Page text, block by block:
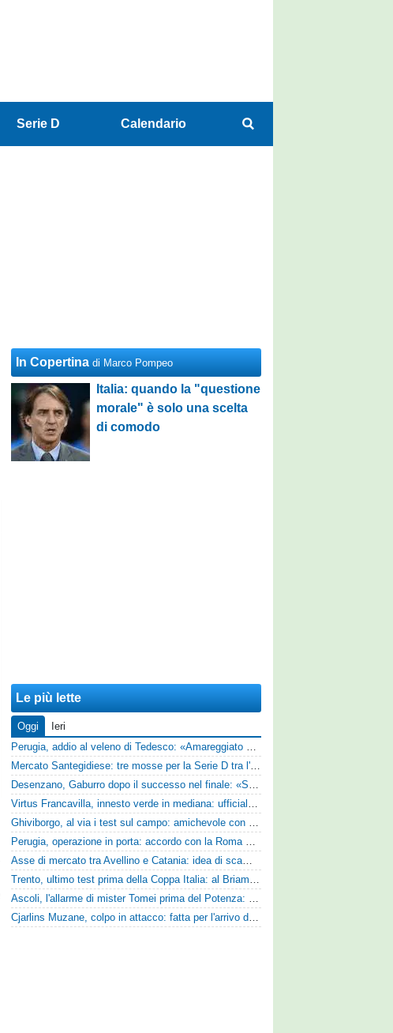
Serie D Calendario
In Copertina di Marco Pompeo
Italia: quando la "questione
morale" è solo una scelta
di comodo
Le più lette
Oggi
Ieri
Perugia, addio al veleno di Tedesco: «Amareggiato dalle parole di Alessandro Gaucci, mi hanno ferito umanamente»
Mercato Santegidiese: tre mosse per la Serie D tra l'ingaggio di Diakhate e due rinnovi chiave
Desenzano, Gaburro dopo il successo nel finale: «Sapevamo che avremmo sofferto, ma si è vista la voglia di vincere»
Virtus Francavilla, innesto verde in mediana: ufficiale l'arrivo del classe 2008 Gianluca Ajello
Ghiviborgo, al via i test sul campo: amichevole con il Fratres Perignano e sguardo al nuovo girone E
Perugia, operazione in porta: accordo con la Roma per il talento Zelezny
Asse di mercato tra Avellino e Catania: idea di scambio tra Cosimo Patierno e Kaleb Jimenez
Trento, ultimo test prima della Coppa Italia: al Briamasco arriva il triangolare con Südtirol e Campodarsego
Ascoli, l'allarme di mister Tomei prima del Potenza: «Mettiamoci l'elmetto, l'obiettivo è la salvezza e non dobbiamo vendere fumo!»
Cjarlins Muzane, colpo in attacco: fatta per l'arrivo di Franck Djoulou